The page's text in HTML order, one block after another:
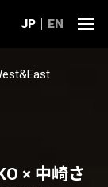
JP EN
× 中崎さ